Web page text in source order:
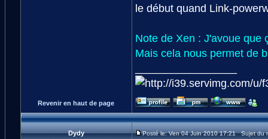
le début quand Link-
Note de Xen : J'avoue que
Mais cela nous permet de
Revenir en haut de page
Dydy Posté le: Ven 04 Juin 2010 17:21 Sujet du